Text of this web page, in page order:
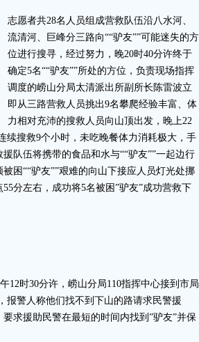
志愿者共28名人员组成营救队伍沿八水河、
流清河、巨峰分三路向““驴友””可能迷失的方
位进行搜寻，经过努力，晚20时40分许终于
确定5名““驴友””所处的方位，负责现场指挥
调度的崂山分局太清派出所副所长陈雷波立
即从三路营救人员挑出9名攀爬经验丰富、体
力相对充沛的搜救人员向山顶出发，晚上22
续搜救9个小时，未吃晚餐体力消耗极大，手
队伍将携带的食品和水与““驴友””一起边行
困““驴友””艰难的向山下接应人员灯光处挪
分左右，成功将5名被困”驴友”成功营救下
时30分许，崂山分局110指挥中心接到市局
报警人称他们找不到下山的路请求民警援
求援助民警在最短的时间内找到”驴友”并保